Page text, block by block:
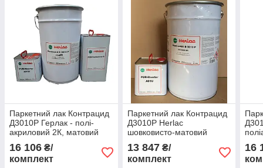
Паркетний лак Контрацид
Д3010Р Герлак - полі-
акриловий 2К, матовий
Німеччина
16 106 ₴/
комплект
Паркетний лак Контрацид
Д3010Р Herlac
шовковисто-матовий
розріджувача)
13 847₴/
комплект
л),
16